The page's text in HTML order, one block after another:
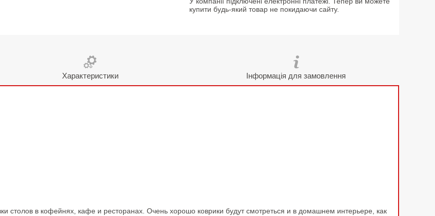
купити будь-який товар не покидаючи сайту.
Характеристики Інформація для замовлення
столов в кофейнях, кафе и ресторанах. Очень хорошо коврики будут смотреться и в домашнем интерьере, как